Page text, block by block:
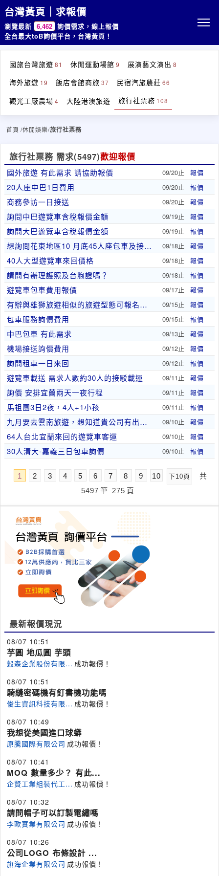
台灣黃頁｜求報價
瀏覽最新 6,462 詢價需求，線上報價
全台最大toB詢價平台，台灣黃頁！
國旅台灣旅遊 81 休閒運動場館 9 展演藝文演出 8
海外旅遊 19 飯店會館商旅 37 民宿汽旅農莊 66
觀光工廠農場 4 大陸港澳旅遊 旅行社票務 108
首頁 /休閒娛樂/旅行社票務
旅行社票務 需求(5497)歡迎報價
國外旅遊 有此需求 請協助報價 09/20止 報價
20人座中巴1日費用 09/20止 報價
商務參訪一日接送 09/20止 報價
詢問中巴遊覽車含稅報價金額 09/19止 報價
詢問大巴遊覽車含稅報價金額 09/19止 報價
想詢問花東地區10 月底45人座包車及接送趟價格 09/18止 報價
40人大型遊覽車來回價格 09/18止 報價
請問有辦理護照及台胞證嗎？ 09/18止 報價
遊覽車包車費用報價 09/17止 報價
有辦與雄獅旅遊相似的旅遊型態可報名參與 朋友告知.. 09/15止 報價
包車服務詢價費用 09/15止 報價
中巴包車 有此需求 09/13止 報價
機場接送詢價費用 09/12止 報價
詢問租車一日來回 09/12止 報價
遊覽車載送 需求人數約30人的接駁載運 09/11止 報價
詢價 安排宜蘭兩天一夜行程 09/11止 報價
馬祖團3日2夜，4人+1小孩 09/11止 報價
九月要去雲南旅遊，想知道貴公司有出團嗎？ 09/10止 報價
64人台北宜蘭來回的遊覽車客運 09/10止 報價
30人清大-嘉義三日包車詢價 09/10止 報價
1 2 3 4 5 6 7 8 9 10 下10頁
共
5497 筆 275 頁
最新報價現況
08/07 10:51
芋圓 地瓜圓 芋頭
穀森企業股份有限... 成功報價！
08/07 10:51
騎縫密碼機有釘書機功能嗎
俊生資訊科技有限... 成功報價！
08/07 10:49
我想從美國進口球蟒
原騰國際有限公司 成功報價！
08/07 10:41
MOQ 數量多少？ 有此...
企賢工業組裝代工... 成功報價！
08/07 10:32
請問帽子可以訂製電繡嗎
李歐實業有限公司 成功報價！
08/07 10:26
公司LOGO 布條設計 ...
旗海企業有限公司 成功報價！